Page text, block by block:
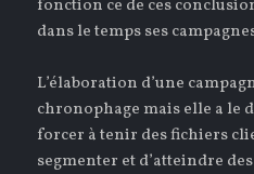
fonction ce de ces
dans le temps ses
L’élaboration d’une
chronophage mais elle a le
forcer à tenir des fichiers
segmenter et d’atteindre